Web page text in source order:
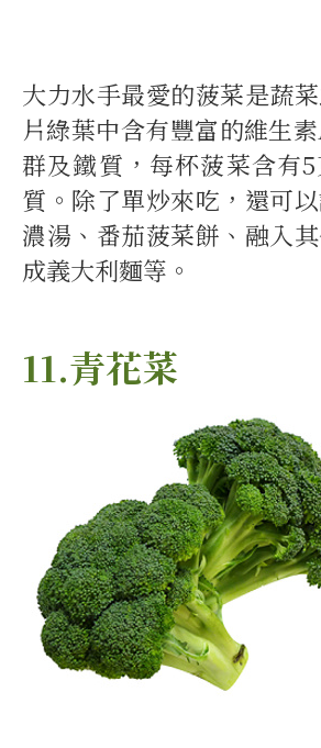
大力水手最愛的菠菜是蔬
片綠葉中含有豐富的維生
群及鐵質，每杯菠菜含有
質。除了單炒來吃，還可
濃湯、番茄菠菜餅、融入
成義大利麵等。
11.青花菜